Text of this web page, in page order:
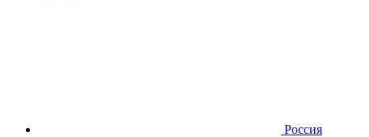
Россия